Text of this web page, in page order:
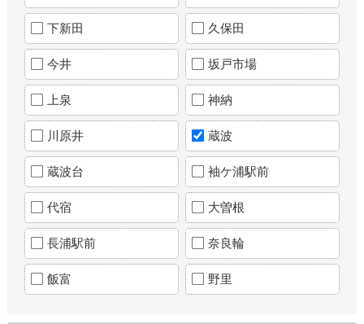
下新田 久保田
今井 坂戸市場
上泉 神納
川原井 蔵波
蔵波台 袖ケ浦駅前
代宿 大曽根
長浦駅前 奈良輪
飯富 野里